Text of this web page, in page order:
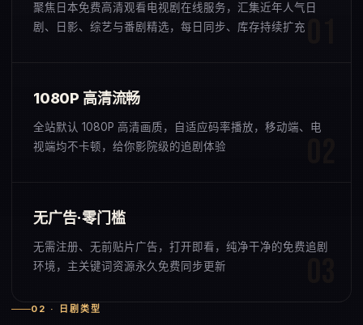
聚焦日本免费高清观看电视剧在线服务，汇集近年人气日
剧、日影、综艺与番剧精选，每日同步、库存持续扩充
1080P 高清流畅
全站默认 1080P 高清画质，自适应码率播放，移动端、电
视端均不卡顿，给你影院级的追剧体验
无广告·零门槛
无需注册、无前贴片广告，打开即看，纯净干净的免费追剧
环境，主关键词资源永久免费同步更新
02 · 日剧类型